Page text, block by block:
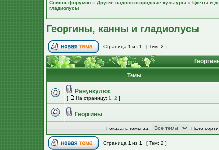
Список форумов » Другие садово-огородные культуры » Цветы и
гладиолусы
Георгины, канны и гладиолусы
Страница 1 из 1 [ Тем: 2 ]
Темы
Ранункулюс
[ На страницу: 1 2 ]
Георгины
Показать темы за: Поле
Страница 1 из 1 [ Тем: 2 ]